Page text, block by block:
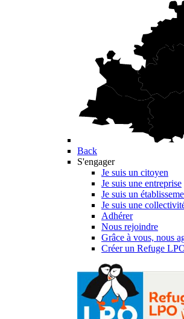
Back
S'engager
Je suis un citoyen
Je suis une entreprise
Je suis un
Je suis une
Adhérer
Nous rejoindre
Grâce à vous, nous
Créer un Refuge